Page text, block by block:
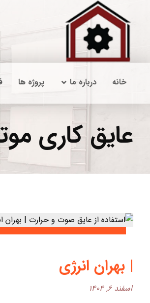
خانه درباره ما پروژه ها
عایق کاری
| بهران انرژی
اسفند ۶, ۱۴۰۴